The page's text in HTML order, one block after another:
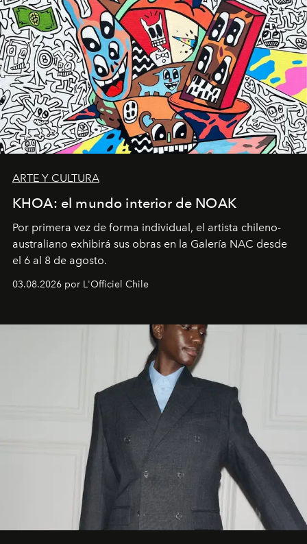
ARTE Y CULTURA
KHOA: el mundo interior de NOAK
Por primera vez de forma individual, el artista chileno-
australiano exhibirá sus obras en la Galería NAC desde
el 6 al 8 de agosto.
03.08.2026 por L'Officiel Chile